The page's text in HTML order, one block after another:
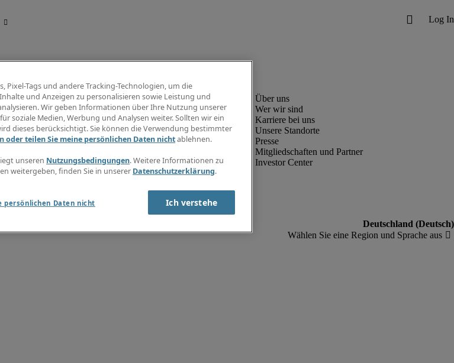
Info Center
Jobübersicht
Gehaltsübersicht
E-Learning
Wer wir sind
Karriere bei uns
Unsere Standorte
Presse
Mitgliedschaften und Partner
Investor Center
Pixel-Tags und andere Tracking-Technologien, um die
und Anzeigen zu personalisieren sowie Leistung und
Wir geben Informationen über Ihre Nutzung unserer
soziale Medien, Werbung und Analysen weiter. Sollten wir ein
dieses berücksichtigt. Sie können die Verwendung bestimmter
oder teilen Sie meine persönlichen Daten nichtablehnen.
unseren Nutzungsbedingungen. Weitere Informationen zu
weitergeben, finden Sie in unserer Datenschutzerklärung.
persönlichen Daten nicht Ich verstehe